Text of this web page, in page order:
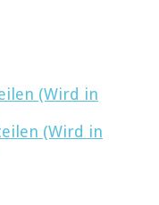
(Wird in
(Wird in